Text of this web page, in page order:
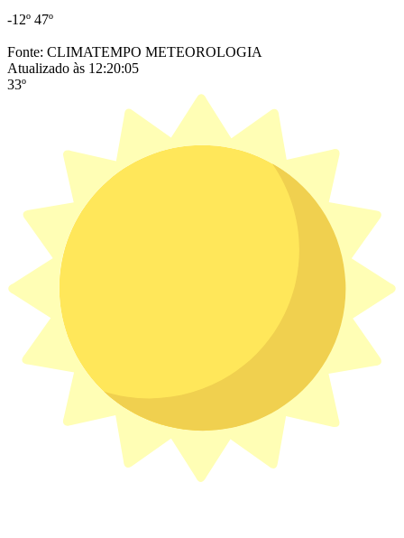
-12º 47º
Fonte: CLIMATEMPO METEOROLOGIA
Atualizado às 12:20:05
33º